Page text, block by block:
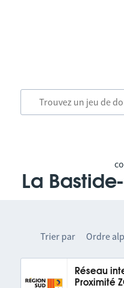
La
Trier par Ordre
Réseau
Proximité